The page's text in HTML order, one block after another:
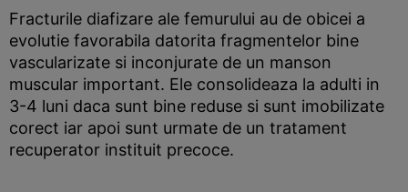
Fracturile diafizare ale femurului au de obicei a
evolutie favorabila datorita fragmentelor bine
vascularizate si inconjurate de un manson
muscular important. Ele consolideaza la adulti in
3-4 luni daca sunt bine reduse si sunt imobilizate
corect iar apoi sunt urmate de un tratament
recuperator instituit precoce.